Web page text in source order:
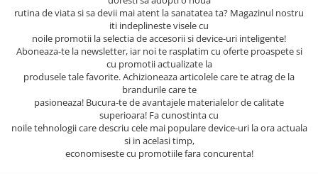
rutina de viata si sa devii mai atent la sanatatea ta? Magazinul nostru
iti indeplineste visele cu
noile promotii la selectia de accesorii si device-uri inteligente!
Aboneaza-te la newsletter, iar noi te rasplatim cu oferte proaspete si
cu promotii actualizate la
produsele tale favorite. Achizioneaza articolele care te atrag de la
brandurile care te
pasioneaza! Bucura-te de avantajele materialelor de calitate
superioara! Fa cunostinta cu
noile tehnologii care descriu cele mai populare device-uri la ora actuala
si in acelasi timp,
economiseste cu promotiile fara concurenta!